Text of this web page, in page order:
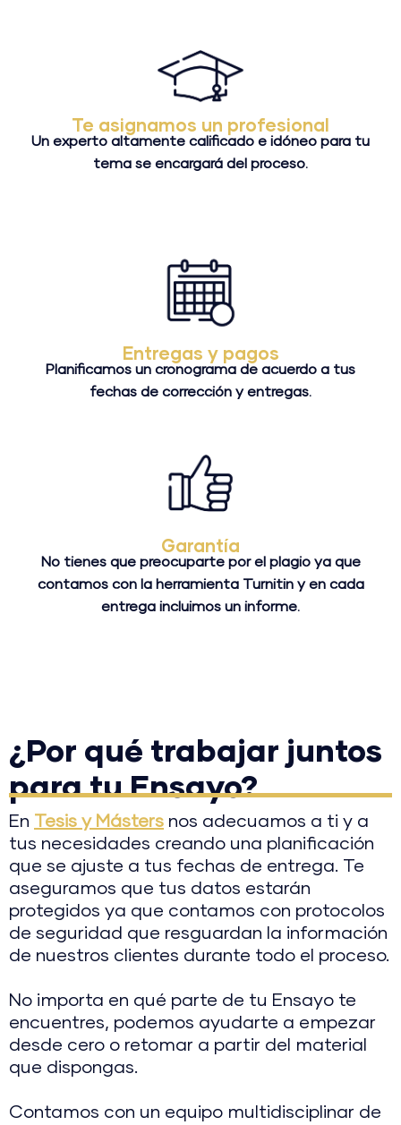
Te asignamos un profesional
Un experto altamente calificado e idóneo para tu
tema se encargará del proceso.
Entregas y pagos
Planificamos un cronograma de acuerdo a tus
fechas de corrección y entregas.
Garantía
No tienes que preocuparte por el plagio ya que
contamos con la herramienta Turnitin y en cada
entrega incluimos un informe.
¿Por qué trabajar juntos
para tu Ensayo?
En Tesis y Másters nos adecuamos a ti y a
tus necesidades creando una planificación
que se ajuste a tus fechas de entrega. Te
aseguramos que tus datos estarán
protegidos ya que contamos con protocolos
de seguridad que resguardan la información
de nuestros clientes durante todo el proceso.
No importa en qué parte de tu Ensayo te
encuentres, podemos ayudarte a empezar
desde cero o retomar a partir del material
que dispongas.
Contamos con un equipo multidisciplinar de